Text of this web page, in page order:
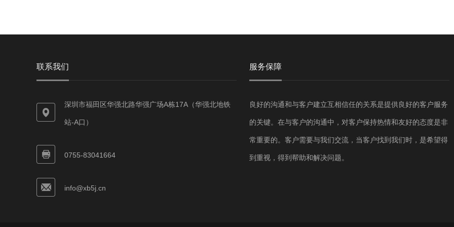
联系我们
深圳市福田区华强北路华强广场A栋17A（华强北地铁
站-A口）
0755-83041664
info@xb5j.cn
服务保障
良好的沟通和与客户建立互相信任的关系是提供良好的客户服务
的关键。在与客户的沟通中，对客户保持热情和友好的态度是非
常重要的。客户需要与我们交流，当客户找到我们时，是希望得
到重视，得到帮助和解决问题。